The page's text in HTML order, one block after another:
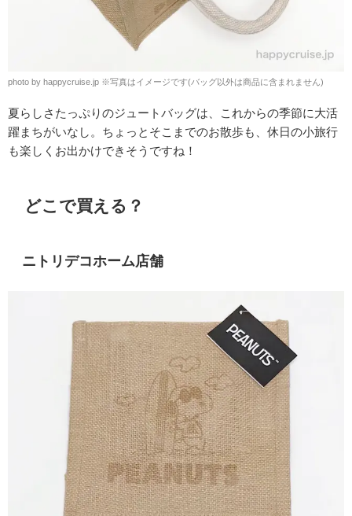
photo by happycruise.jp ※写真はイメージです(バッグ以外は商品に含まれません)
夏らしさたっぷりのジュートバッグは、これからの季節に大活
躍まちがいなし。ちょっとそこまでのお散歩も、休日の小旅行
も楽しくお出かけできそうですね！
どこで買える？
ニトリデコホーム店舗